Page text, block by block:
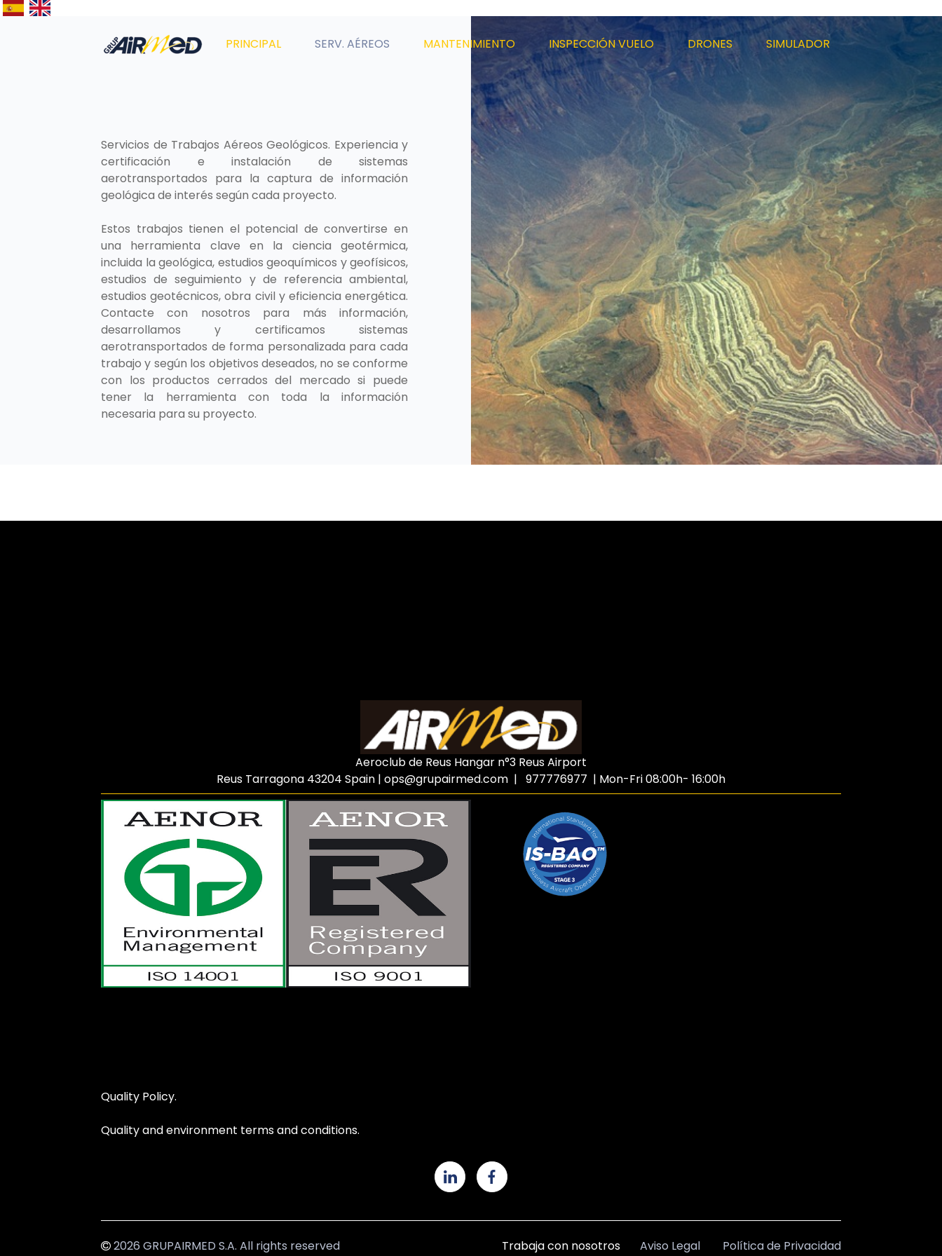
PRINCIPAL SERV. AÉREOS MANTENIMIENTO INSPECCIÓN VUELO DRONES SIMULADOR
Servicios de Trabajos Aéreos Geológicos. Experiencia y
certificación e instalación de sistemas
aerotransportados para la captura de información
geológica de interés según cada proyecto.
Estos trabajos tienen el potencial de convertirse en
una herramienta clave en la ciencia geotérmica,
incluida la geológica, estudios geoquímicos y geofísicos,
estudios de seguimiento y de referencia ambiental,
estudios geotécnicos, obra civil y eficiencia energética.
Contacte con nosotros para más información,
desarrollamos y certificamos sistemas
aerotransportados de forma personalizada para cada
trabajo y según los objetivos deseados, no se conforme
con los productos cerrados del mercado si puede
tener la herramienta con toda la información
necesaria para su proyecto.
Aeroclub de Reus Hangar n°3 Reus Airport
Reus Tarragona 43204 Spain | ops@grupairmed.com | 977776977 | Mon-Fri 08:00h- 16:00h
Quality Policy.
Quality and environment terms and conditions.
2026 GRUPAIRMED S.A. All rights reserved Trabaja con nosotros Aviso Legal Política de Privacidad